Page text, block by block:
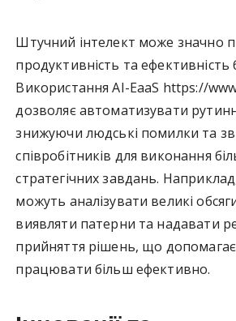
Штучний інтелект може значно
продуктивність та ефективність
Використання AI-EaaS https://
дозволяє автоматизувати
знижуючи людські помилки та
співробітників для виконання
стратегічних завдань.
можуть аналізувати великі
виявляти патерни та надавати
прийняття рішень, що
працювати більш ефективно.